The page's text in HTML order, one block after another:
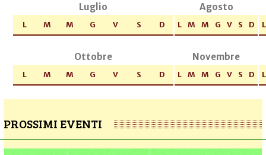
Luglio
L M M G V S D
Agosto
L M M G V S D L
Ottobre
L M M G V S D
Novembre
L M M G V S D L
PROSSIMI EVENTI